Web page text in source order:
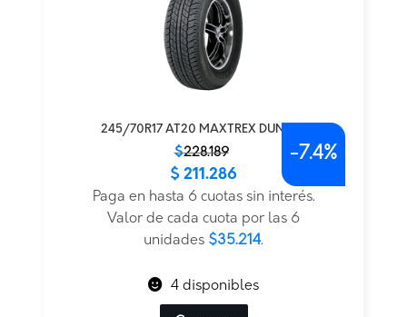
245/70R17 AT20 MAXTREX DUNLOP
$228.189
original
actual
$ 211.286
Paga en hasta 6 cuotas sin interés.
Valor de cada cuota por las 6
unidades $35.214.
-7.4%
4 disponibles